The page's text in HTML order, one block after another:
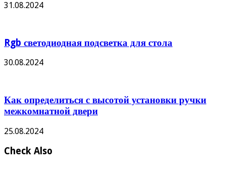
31.08.2024
Rgb светодиодная подсветка для стола
30.08.2024
Как определиться с высотой установки ручки
межкомнатной двери
25.08.2024
Check Also